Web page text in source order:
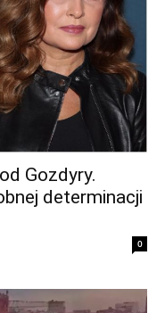
Gozdyry.
determinacji
0